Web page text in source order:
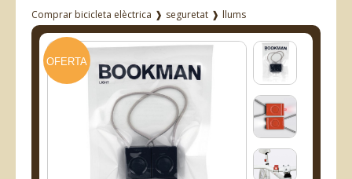
Comprar bicicleta elèctrica ❱ seguretat ❱ llums
OFERTA